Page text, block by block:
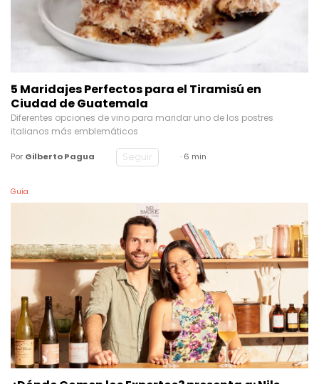
5 Maridajes Perfectos para el Tiramisú en
Ciudad de Guatemala
Diferentes opciones de vino para maridar uno de los postres
italianos más emblemáticos
Por Gilberto Pagua Seguir · 6 min
Guía
¿Dónde Comen los Expertos? presenta a: Nils